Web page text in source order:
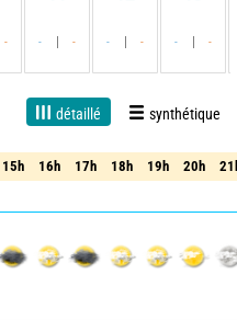
- - - - - - -
détaillé synthétique
Fiabilité 90%
15h 16h 17h 18h 19h 20h
15h 16h 17h 18h 19h 20h